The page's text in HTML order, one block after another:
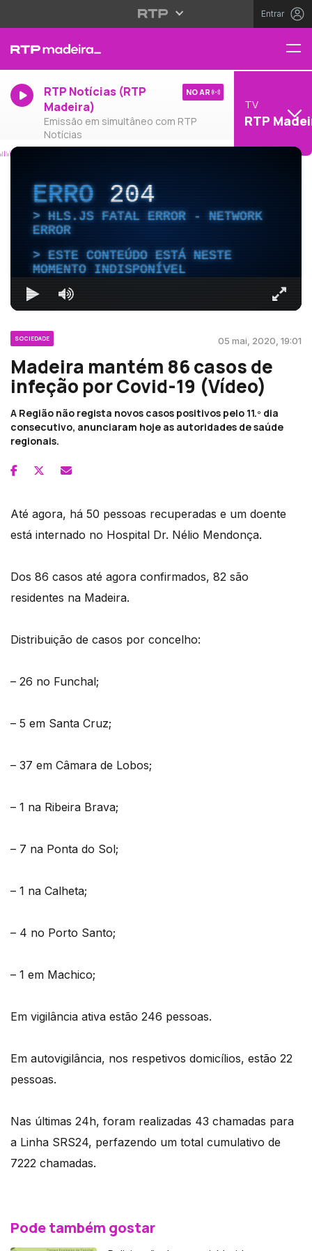
Entrar
RTP Notícias (RTP
Madeira)
Emissão em simultâneo com RTP
Notícias
NO AR
TV
RTP
ERRO204
HLS.JS FATAL ERROR - NETWORK
ERROR
ESTE CONTEÚDO ESTÁ NESTE
MOMENTO INDISPONÍVEL
SOCIEDADE 05 mai, 2020, 19:01
Madeira mantém 86 casos de
infeção por Covid-19 (Vídeo)
A Região não regista novos casos positivos pelo 11.º dia
consecutivo, anunciaram hoje as autoridades de saúde
regionais.
Até agora, há 50 pessoas recuperadas e um doente
está internado no Hospital Dr. Nélio Mendonça.
Dos 86 casos até agora confirmados, 82 são
residentes na Madeira.
Distribuição de casos por concelho:
– 26 no Funchal;
– 5 em Santa Cruz;
– 37 em Câmara de Lobos;
– 1 na Ribeira Brava;
– 7 na Ponta do Sol;
– 1 na Calheta;
– 4 no Porto Santo;
– 1 em Machico;
Em vigilância ativa estão 246 pessoas.
Em autovigilância, nos respetivos domicílios, estão 22
pessoas.
Nas últimas 24h, foram realizadas 43 chamadas para
a Linha SRS24, perfazendo um total cumulativo de
7222 chamadas.
Pode também gostar